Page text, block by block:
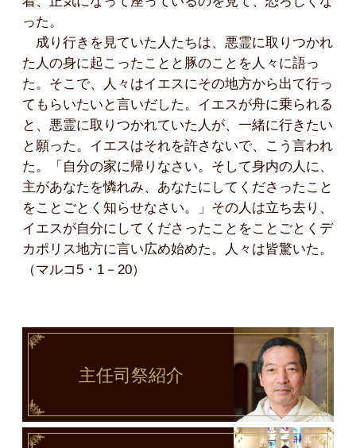
った。
成り行きを見ていた人たちは、悪霊に取りつかれ
た人の身に起こったことと豚のことを人々に語っ
た。そこで、人々はイエスにその地方から出て行っ
てもらいたいと言いだした。イエスが舟に乗られる
と、悪霊に取りつかれていた人が、一緒に行きたい
と願った。イエスはそれを許さないで、こう言われ
た。「自分の家に帰りなさい。そして身内の人に、
主があなたを憐れみ、あなたにしてくださったこと
をことごとく知らせなさい。」その人は立ち去り、
イエスが自分にしてくださったことをことごとくデ
カポリス地方に言い広め始めた。人々は皆驚いた。
（マルコ5・1－20）
主任司祭紹介